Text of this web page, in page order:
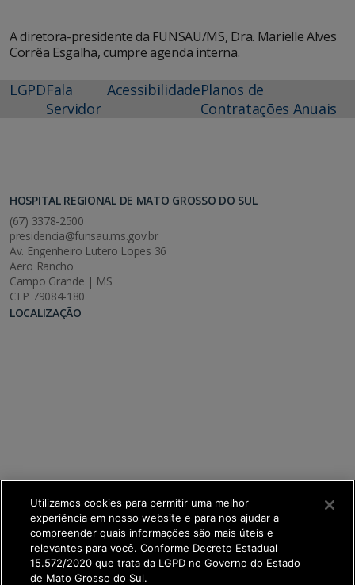
A diretora-presidente da FUNSAU/MS, Dra. Marielle Alves
Corrêa Esgalha, cumpre agenda interna.
LGPDFala
Servidor
AcessibilidadePlanos de
Contratações Anuais
HOSPITAL REGIONAL DE MATO GROSSO DO SUL
(67) 3378-2500
presidencia@funsau.ms.gov.br
Av. Engenheiro Lutero Lopes 36
Aero Rancho
Campo Grande | MS
CEP 79084-180
LOCALIZAÇÃO
Utilizamos cookies para permitir uma melhor
experiência em nosso website e para nos ajudar a
compreender quais informações são mais úteis e
relevantes para você. Conforme Decreto Estadual
15.572/2020 que trata da LGPD no Governo do Estado
de Mato Grosso do Sul.